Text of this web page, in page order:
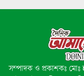
সম্পাদক ও প্রকাশকঃ মোঃ